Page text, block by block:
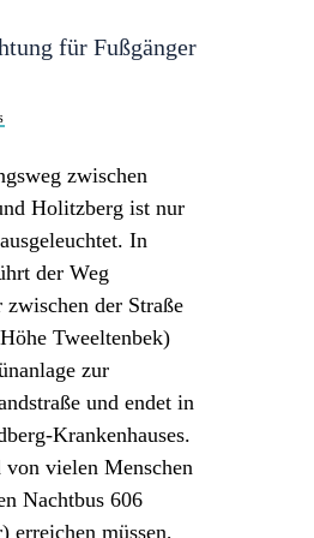
für Fußgänger
zwischen
Holitzberg ist nur
In
der Weg
der Straße
Tweeltenbek)
zur
und endet in
Krankenhauses.
vielen Menschen
Nachtbus 606
erreichen müssen,